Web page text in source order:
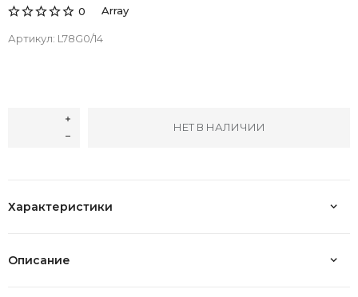
0 Array
Артикул: L78G0/14
НЕТ В НАЛИЧИИ
Характеристики
Описание